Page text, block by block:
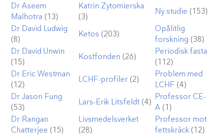
Dr Aseem
Malhotra (13)
Katrin Zytomierska
(3)
Ny studie (153)
Dr David Ludwig
(8)
Ketos (203)
Opålitlig
forskning (38)
Dr David Unwin
(15)
Kostfonden (26)
Periodisk fasta
(112)
Dr Eric Westman
(12)
LCHF-profiler (2)
Problem med
LCHF (4)
Dr Jason Fung
(53)
Lars-Erik Litsfeldt (4)
Professor CE-
A (1)
Dr Rangan
Chatterjee (15)
Livsmedelsverket
(28)
Professor mot
fettskräck (12)